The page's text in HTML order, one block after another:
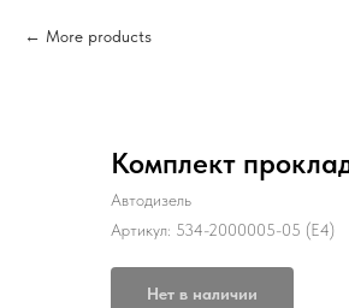
More products
Комплект
Автодизель
Артикул: 534-2000005-05 (Е4)
Нет в наличии